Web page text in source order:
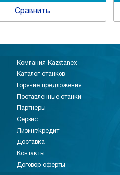
Сравнить
Компания Kazstanex
Каталог станков
Горячие предложения
Поставленные станки
Партнеры
Сервис
Лизинг/кредит
Доставка
Контакты
Договор оферты